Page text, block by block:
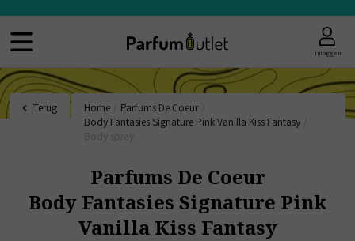
Inloggen
Terug Home Parfums De Coeur
Body Fantasies Signature Pink Vanilla Kiss Fantasy
Parfums De Coeur
Body Fantasies Signature Pink
Vanilla Kiss Fantasy